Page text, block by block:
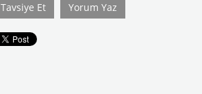
Tavsiye Et Yorum Yaz